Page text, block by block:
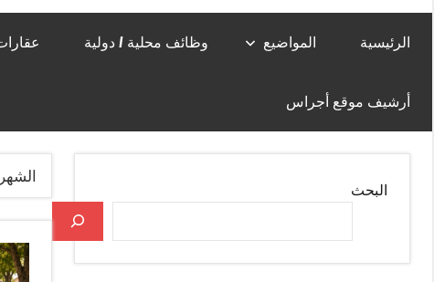
الرئيسية المواضيع وظائف محلية / دولية
أرشيف موقع أجراس
البحث